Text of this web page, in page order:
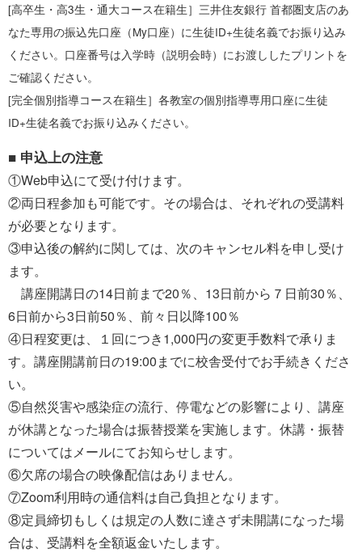
[高卒生・高3生・通大コース在籍生］三井住友銀行 首都圏支店のあ
なた専用の振込先口座（My口座）に生徒ID+生徒名義でお振り込み
ください。口座番号は入学時（説明会時）にお渡ししたプリントを
ご確認ください。
[完全個別指導コース在籍生］各教室の個別指導専用口座に生徒
ID+生徒名義でお振り込みください。
■ 申込上の注意
①Web申込にて受け付けます。
②両日程参加も可能です。その場合は、それぞれの受講料
が必要となります。
③申込後の解約に関しては、次のキャンセル料を申し受け
ます。
講座開講日の14日前まで20％、13日前から７日前30％、
6日前から3日前50％、前々日以降100％
④日程変更は、１回につき1,000円の変更手数料で承りま
す。講座開講前日の19:00までに校舎受付でお手続きくださ
い。
⑤自然災害や感染症の流行、停電などの影響により、講座
が休講となった場合は振替授業を実施します。休講・振替
についてはメールにてお知らせします。
⑥欠席の場合の映像配信はありません。
⑦Zoom利用時の通信料は自己負担となります。
⑧定員締切もしくは規定の人数に達さず未開講になった場
合は、受講料を全額返金いたします。